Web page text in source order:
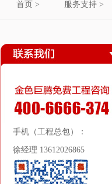
首页 > 服务支持 >
手机（工程总包）：
徐经理 13612026865